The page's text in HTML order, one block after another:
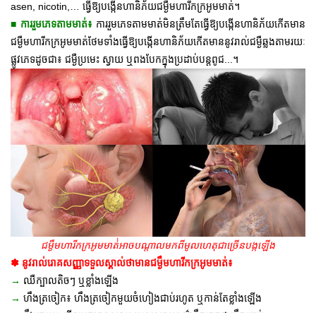
asen, nicotin,… ធ្វើឱ្យបង្កើនហានិភ័យជម្ងឺមហារីកក្រអូមមាត់។
■ ការរួមភេទតាមមាត់៖ ការរួមភេទតាមមាត់មិនត្រឹមតែធ្វើឱ្យបង្កើនហានិភ័យកើតមាន
ជម្ងឺមហារីកក្រអូមមាត់ថែមទាំងធ្វើឱ្យបង្កើនហានិភ័យកើតមាននូវរាល់ជម្ងឺឆ្លងតាមរយៈ
ផ្លូវភេទដូចជា៖ ជម្ងឺប្រមេះ ស្វាយ ឬពងបែកក្នុងប្រដាប់បន្តពូជ...។
ជម្ងឹមហារីកក្រអូមមាត់់អាចបណ្តាលមកពីមូលហេតុជាច្រើនបង្កឡើង
✽ នូវរាល់រោគសញ្ញាទទួលស្គាល់ថាមានជម្ងឹមហារីកក្រអូមមាត់៖
→ ឈឺក្បាលតិចៗ ឬខ្លាំងឡើង
→ ហឹងត្រចៀក៖ ហឹងត្រចៀកមួយចំហៀងជាប់រហូត ឬកាន់តែខ្លាំងឡើង